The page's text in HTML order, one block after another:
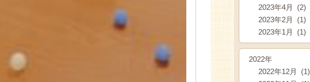
2023年4月 (2)
2023年2月 (1)
2023年1月 (1)
2022年
2022年12月 (1)